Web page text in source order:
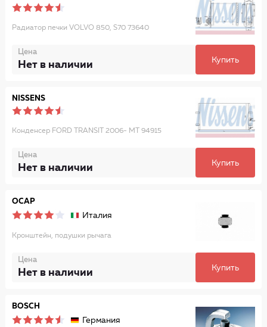
Радиатор печки VOLVO 850, S70 73640
Цена
Нет в наличии Купить
NISSENS
Конденсер FORD TRANSIT 2006- MT 94915
Цена
Нет в наличии Купить
OCAP
Италия
Кронштейн, подушки рычага
Цена
Нет в наличии Купить
BOSCH
Германия